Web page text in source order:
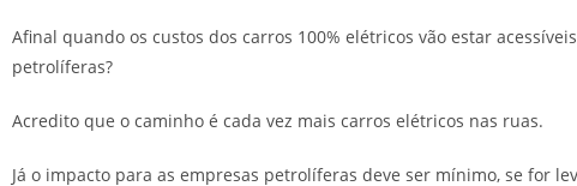
Afinal quando os custos dos carros 100% elétricos vão estar
petrolíferas?
Acredito que o caminho é cada vez mais carros elétricos nas ruas.
Já o impacto para as empresas petrolíferas deve ser mínimo, se for